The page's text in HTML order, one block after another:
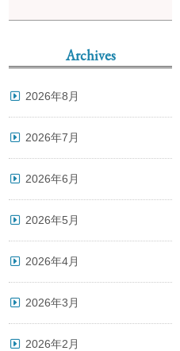
Archives
2026年8月
2026年7月
2026年6月
2026年5月
2026年4月
2026年3月
2026年2月